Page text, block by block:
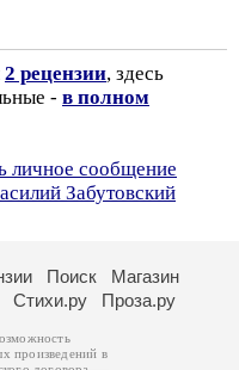
2 рецензии, здесь
- в полном
личное сообщение
Забутовский
Поиск
Магазин
Стихи.ру Проза.ру
произведений в